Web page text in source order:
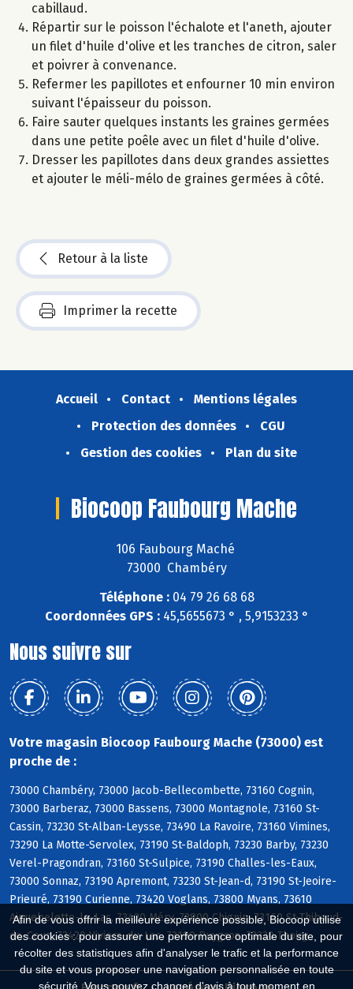
Afin de vous offrir la meilleure expérience possible, Biocoop utilise
des cookies : pour assurer une performance optimale du site, pour
récolter des statistiques afin d'analyser le trafic et la performance
du site et vous proposer une navigation personnalisée en toute
sécurité. Vous pouvez changer d'avis à tout moment en
cabillaud.
Répartir sur le poisson l'échalote et l'aneth, ajouter
un filet d'huile d'olive et les tranches de citron, saler
et poivrer à convenance.
Refermer les papillotes et enfourner 10 min environ
suivant l'épaisseur du poisson.
Faire sauter quelques instants les graines germées
dans une petite poêle avec un filet d'huile d'olive.
Dresser les papillotes dans deux grandes assiettes
et ajouter le méli-mélo de graines germées à côté.
Retour à la liste
Imprimer la recette
Accueil Contact
Mentions légales
Protection des données
CGU
Gestion des cookies
Plan du site
Biocoop Faubourg Mache
106 Faubourg Maché
73000 Chambéry
Téléphone :04 79 26 68 68
Coordonnées GPS :45,5655673 ° , 5,9153233 °
Nous suivre sur
Votre magasin Biocoop Faubourg Mache (73000) est
proche de :
73000 Chambéry, 73000 Jacob-Bellecombette, 73160 Cognin,
73000 Barberaz, 73000 Bassens, 73000 Montagnole, 73160 St-
Cassin, 73230 St-Alban-Leysse, 73490 La Ravoire, 73160 Vimines,
73290 La Motte-Servolex, 73190 St-Baldoph, 73230 Barby, 73230
Verel-Pragondran, 73160 St-Sulpice, 73190 Challes-les-Eaux,
73000 Sonnaz, 73190 Apremont, 73230 St-Jean-d, 73190 St-Jeoire-
Prieuré, 73190 Curienne, 73420 Voglans, 73800 Myans, 73610
Aiguebelette-le-Lac, 73420 Méry, 73800 Chignin, 73160 St-Thibaud-
de-Couz, 73420 Viviers-du-Lac, 73190 Puygros, 73230 Thoiry